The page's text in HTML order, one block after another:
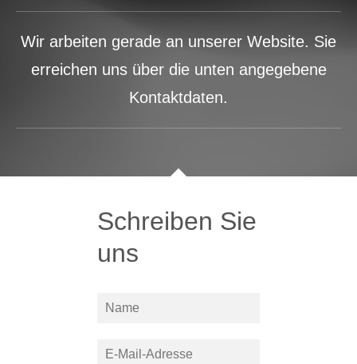
Wir arbeiten gerade an unserer Website. Sie
erreichen uns über die unten angegebene
Kontaktdaten.
Schreiben Sie
uns